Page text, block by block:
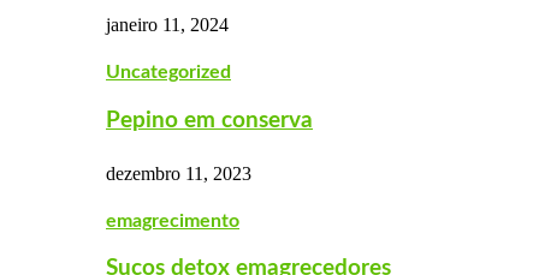
janeiro 11, 2024
Uncategorized
Pepino em conserva
dezembro 11, 2023
emagrecimento
Sucos detox emagrecedores